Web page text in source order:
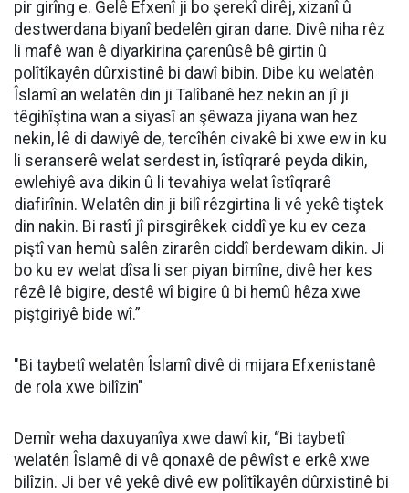
pir girîng e. Gelê Efxenî ji bo şerekî dirêj, xizanî û
destwerdana biyanî bedelên giran dane. Divê niha rêz
li mafê wan ê diyarkirina çarenûsê bê girtin û
polîtîkayên dûrxistinê bi dawî bibin. Dibe ku welatên
Îslamî an welatên din ji Talîbanê hez nekin an jî ji
têgihîştina wan a siyasî an şêwaza jiyana wan hez
nekin, lê di dawiyê de, tercîhên civakê bi xwe ew in ku
li seranserê welat serdest in, îstîqrarê peyda dikin,
ewlehiyê ava dikin û li tevahiya welat îstîqrarê
diafirînin. Welatên din ji bilî rêzgirtina li vê yekê tiştek
din nakin. Bi rastî jî pirsgirêkek ciddî ye ku ev ceza
piştî van hemû salên zirarên ciddî berdewam dikin. Ji
bo ku ev welat dîsa li ser piyan bimîne, divê her kes
rêzê lê bigire, destê wî bigire û bi hemû hêza xwe
piştgiriyê bide wî.”
"Bi taybetî welatên Îslamî divê di mijara Efxenistanê
de rola xwe bilîzin"
Demîr weha daxuyanîya xwe dawî kir, “Bi taybetî
welatên Îslamê di vê qonaxê de pêwîst e erkê xwe
bilîzin. Ji ber vê yekê divê ew polîtîkayên dûrxistinê bi